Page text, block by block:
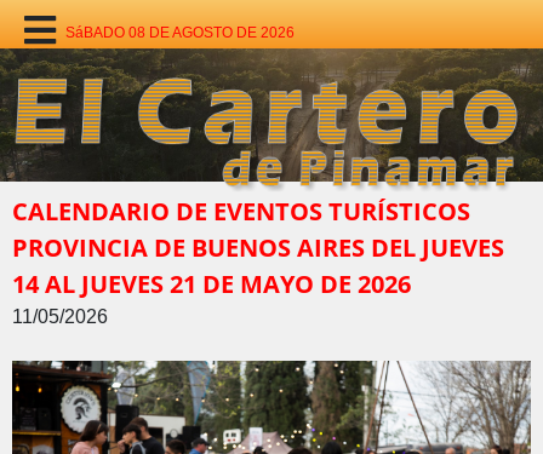
SáBADO 08 DE AGOSTO DE 2026
CALENDARIO DE EVENTOS TURÍSTICOS
PROVINCIA DE BUENOS AIRES DEL JUEVES
14 AL JUEVES 21 DE MAYO DE 2026
11/05/2026